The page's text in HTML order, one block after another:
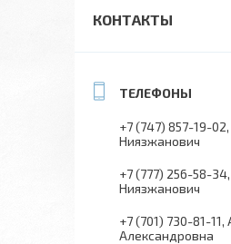
КОНТАКТЫ
+7 (747) 857-19-02
Ниязжанович
+7 (777) 256-58-34
Ниязжанович
+7 (701) 730-81-11
Александровна